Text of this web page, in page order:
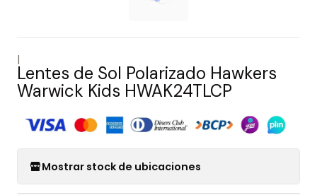
|
Lentes de Sol Polarizado Hawkers
Warwick Kids HWAK24TLCP
Mostrar stock de ubicaciones